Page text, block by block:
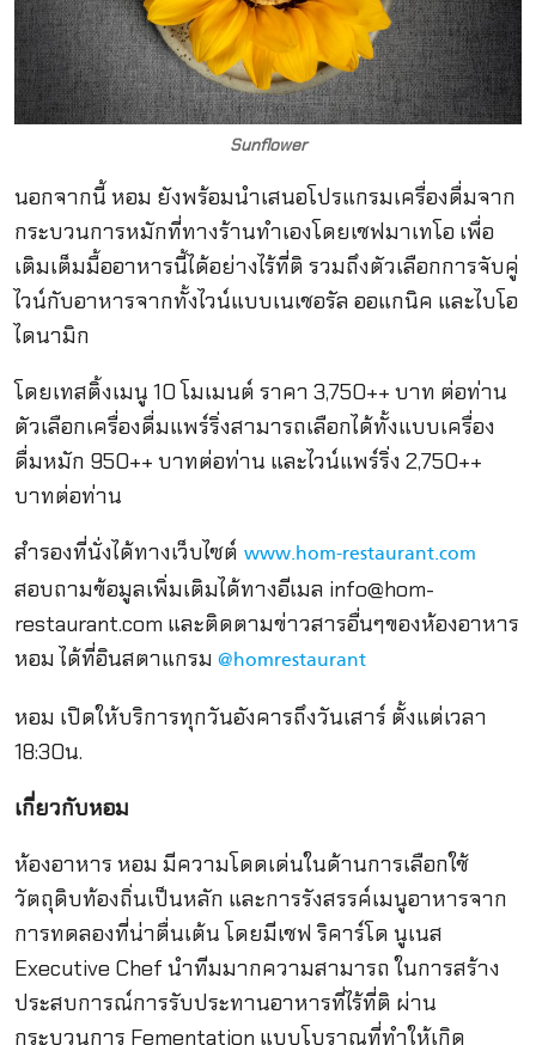
Sunflower
นอกจากนี้ หอม ยังพร้อมนำเสนอโปรแกรมเครื่องดื่มจาก
กระบวนการหมักที่ทางร้านทำเองโดยเชฟมาเทโอ เพื่อ
เติมเต็มมื้ออาหารนี้ได้อย่างไร้ที่ติ รวมถึงตัวเลือกการจับคู่
ไวน์กับอาหารจากทั้งไวน์แบบเนเชอรัล ออแกนิค และไบโอ
ไดนามิก
โดยเทสติ้งเมนู 10 โมเมนต์ ราคา 3,750++ บาท ต่อท่าน
ตัวเลือกเครื่องดื่มแพร์ริ่งสามารถเลือกได้ทั้งแบบเครื่อง
ดื่มหมัก 950++ บาทต่อท่าน และไวน์แพร์ริ่ง 2,750++
บาทต่อท่าน
สำรองที่นั่งได้ทางเว็บไซต์ www.hom-restaurant.com
สอบถามข้อมูลเพิ่มเติมได้ทางอีเมล info@hom-
restaurant.com และติดตามข่าวสารอื่นๆของห้องอาหาร
หอม ได้ที่อินสตาแกรม @homrestaurant
หอม เปิดให้บริการทุกวันอังคารถึงวันเสาร์ ตั้งแต่เวลา
18:30น.
เกี่ยวกับหอม
ห้องอาหาร หอม มีความโดดเด่นในด้านการเลือกใช้
วัตถุดิบท้องถิ่นเป็นหลัก และการรังสรรค์เมนูอาหารจาก
การทดลองที่น่าตื่นเต้น โดยมีเชฟ ริคาร์โด นูเนส
Executive Chef นำทีมมากความสามารถ ในการสร้าง
ประสบการณ์การรับประทานอาหารที่ไร้ที่ติ ผ่าน
กระบวนการ Fementation แบบโบราณที่ทำให้เกิด